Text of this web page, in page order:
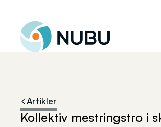
Til forsiden
Artikler
Kollektiv mestringstro i